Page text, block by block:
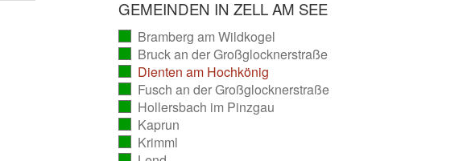
GEMEINDEN IN ZELL AM SEE
Bramberg am Wildkogel(vollständig
ausgezählt)
Bruck an der Großglocknerstraße
(vollständig
ausgezählt)
Dienten am Hochkönig(vollständig
ausgezählt)
Fusch an der Großglocknerstraße
(vollständig
ausgezählt)
Hollersbach im Pinzgau(vollständig
ausgezählt)
Kaprun
ausgezählt)
Krimml